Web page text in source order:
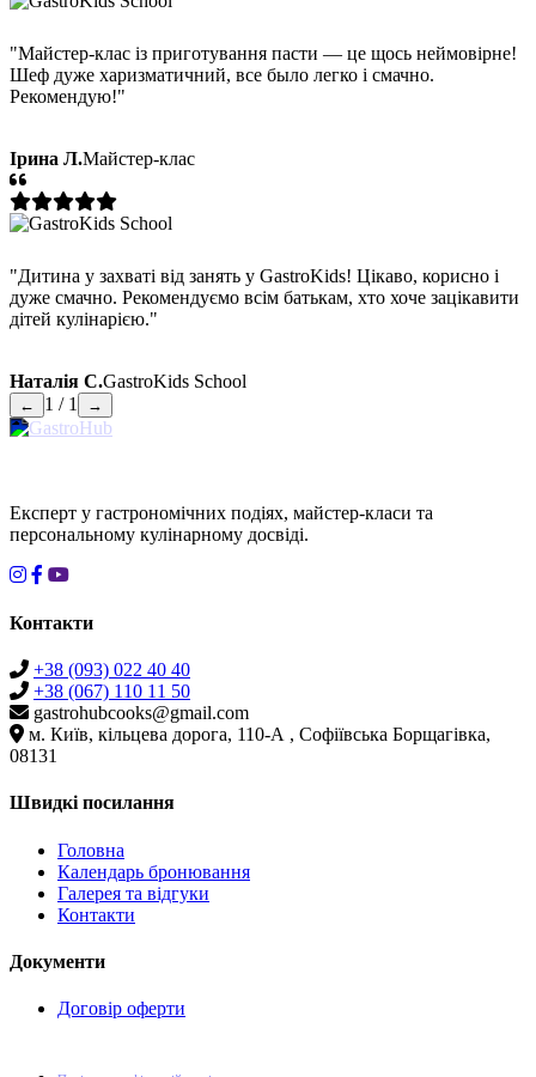
"Майстер-клас із приготування пасти — це щось неймовірне!
Шеф дуже харизматичний, все было легко і смачно.
Рекомендую!"
Ірина Л.Майстер-клас
"Дитина у захваті від занять у GastroKids! Цікаво, корисно і
дуже смачно. Рекомендуємо всім батькам, хто хоче зацікавити
дітей кулінарією."
Наталія С.GastroKids School
← 1 / 1 →
Експерт у гастрономічних подіях, майстер-класи та
персональному кулінарному досвіді.
Контакти
+38 (093) 022 40 40
+38 (067) 110 11 50
gastrohubcooks@gmail.com
м. Київ, кільцева дорога, 110-А , Софіївська Борщагівка,
08131
Швидкі посилання
Головна
Календарь бронювання
Галерея та відгуки
Контакти
Документи
Договір оферти